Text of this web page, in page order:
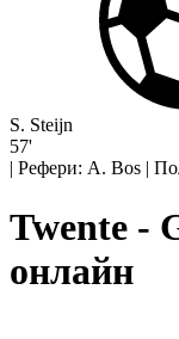
S. Steijn
57'
| Рефери: A. Bos |
Twente -
онлайн